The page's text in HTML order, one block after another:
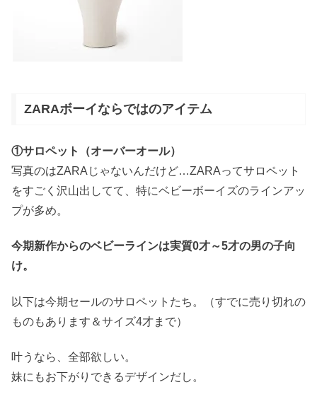
ZARAボーイならではのアイテム
①サロペット（オーバーオール）
写真のはZARAじゃないんだけど…ZARAってサロペット
をすごく沢山出してて、特にベビーボーイズのラインアッ
プが多め。
今期新作からのベビーラインは実質0才～5才の男の子向
け。
以下は今期セールのサロペットたち。（すでに売り切れの
ものもあります＆サイズ4才まで）
叶うなら、全部欲しい。
妹にもお下がりできるデザインだし。